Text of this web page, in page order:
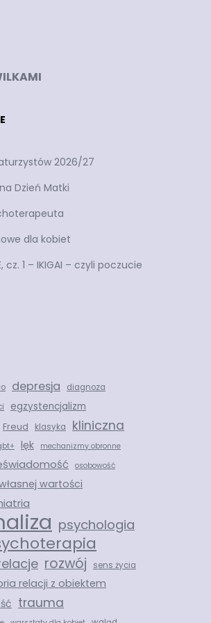
2026/27
Dzień Matki
dla kobiet
cz. 1 – IKIGAI – czyli poczucie
depresja diagnoza
egzystencjalizm
Freud klasyka kliniczna
lęk
mechanizmy obronne
osobowość
wartości
psychologia
rozwój
sens życia
relacji z obiektem
trauma